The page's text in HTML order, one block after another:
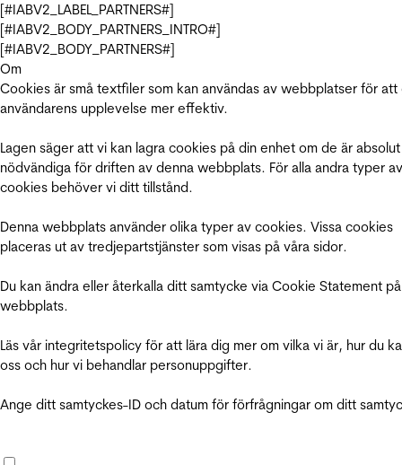
[#IABV2_LABEL_PARTNERS#]
[#IABV2_BODY_PARTNERS_INTRO#]
[#IABV2_BODY_PARTNERS#]
Om
Cookies är små textfiler som kan användas av webbplatser för att
användarens upplevelse mer effektiv.
Lagen säger att vi kan lagra cookies på din enhet om de är absolut
nödvändiga för driften av denna webbplats. För alla andra typer av
cookies behöver vi ditt tillstånd.
Denna webbplats använder olika typer av cookies. Vissa cookies
placeras ut av tredjepartstjänster som visas på våra sidor.
Du kan ändra eller återkalla ditt samtycke via Cookie Statement
webbplats.
Läs vår integritetspolicy för att lära dig mer om vilka vi är, hur du
oss och hur vi behandlar personuppgifter.
Ange ditt samtyckes-ID och datum för förfrågningar om ditt